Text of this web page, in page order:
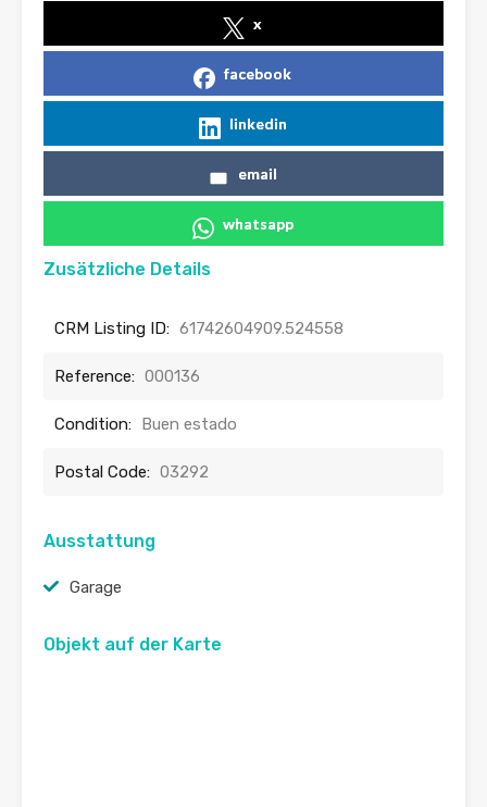
x
facebook
linkedin
email
whatsapp
Zusätzliche Details
CRM Listing ID: 61742604909.524558
Reference: 000136
Condition: Buen estado
Postal Code: 03292
Ausstattung
Garage
Objekt auf der Karte